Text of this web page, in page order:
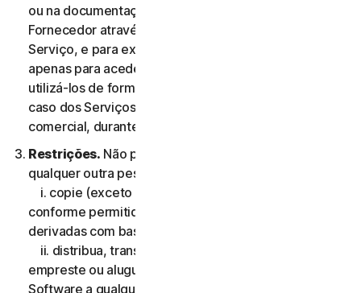
ou na documentação da transação aplicável do
Fornecedor através do qual o Utilizador obteve o
Serviço, e para executar essa cópia do Software
apenas para aceder aos Serviços de Consumidor e
utilizá-los de forma pessoal, e não comercial ou, no
caso dos Serviços Comerciais, para sua utilização
comercial, durante o Período de Serviço.
Restrições. Não pode, nem pode permitir que
qualquer outra pessoa:
i. copie (exceto para efeitos de backup ou arquivo
conforme permitido abaixo), modifique ou crie obras
derivadas com base no Software;
ii. distribua, transfira, sublicencie, ceda por leasing,
empreste ou alugue o seu direito de utilizar o
Software a qualquer terceiro;